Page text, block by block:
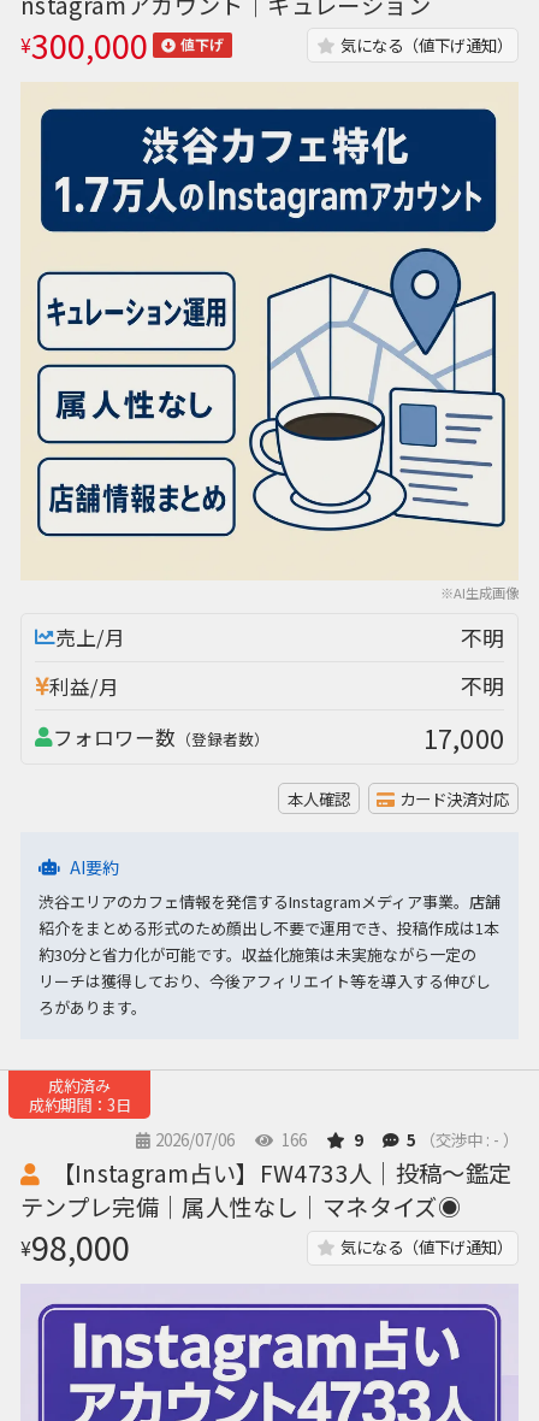
※AI生成画像
¥300,000 値下げ 気になる（値下げ通知）
売上/月 不明
利益/月 不明
フォロワー数 （登録者数） 17,000
本人確認 カード決済対応
AI要約
渋谷エリアのカフェ情報を発信するInstagramメディア事業。店舗
紹介をまとめる形式のため顔出し不要で運用でき、投稿作成は1本
約30分と省力化が可能です。収益化施策は未実施ながら一定の
リーチは獲得しており、今後アフィリエイト等を導入する伸びし
ろがあります。
成約済み
成約期間：3日
2026/07/06
166 9 5 （交渉中 : - ）
【Instagram占い】FW4733人｜投稿〜鑑定
テンプレ完備｜属人性なし｜マネタイズ◉
¥98,000 気になる（値下げ通知）